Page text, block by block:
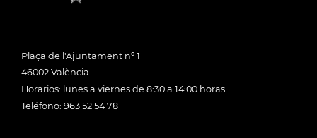
Plaça de l'Ajuntament nº 1
46002 València
Horarios: lunes a viernes de 8:30 a 14:00 horas
Teléfono: 963 52 54 78